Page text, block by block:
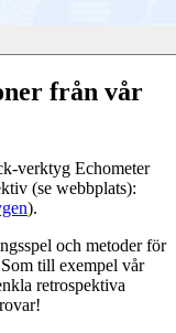
från vår
verktyg Echometer
(se webbplats):
).
och metoder för
till exempel vår
retrospektiva